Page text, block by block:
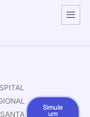
Simule
um